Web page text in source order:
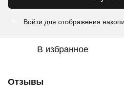
Войти для отображения
В избранное
Отзывы